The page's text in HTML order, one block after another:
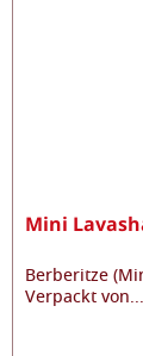
Mini
Berberitze
Verpackt von